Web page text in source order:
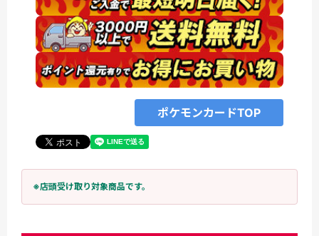
ポケモンカードTOP
※店頭受け取り対象商品です。